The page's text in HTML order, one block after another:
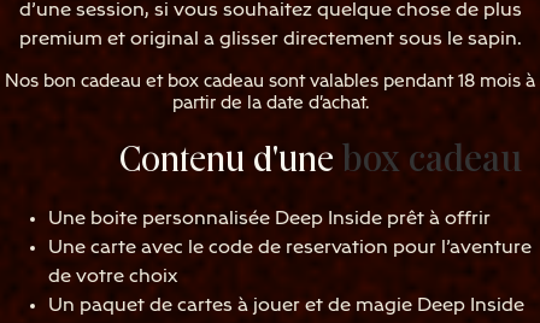
d’une session, si vous souhaitez quelque chose de plus
premium et original a glisser directement sous le sapin.
Nos bon cadeau et box cadeau sont valables pendant 18 mois à
partir de la date d'achat.
Contenu d'une box cadeau
Une boite personnalisée Deep Inside prêt à offrir
Une carte avec le code de reservation pour l’aventure
de votre choix
Un paquet de cartes à jouer et de magie Deep Inside